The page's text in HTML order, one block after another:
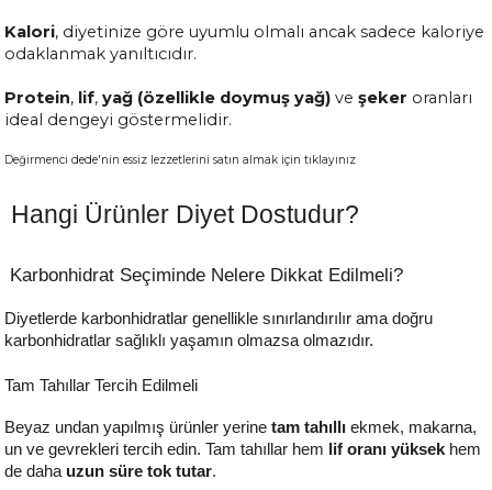
Kalori, diyetinize göre uyumlu olmalı ancak sadece kaloriye
odaklanmak yanıltıcıdır.
Protein, lif, yağ (özellikle doymuş yağ) ve şeker oranları
ideal dengeyi göstermelidir.
Değirmenci dede'nin essiz lezzetlerini satın almak için tıklayınız
Hangi Ürünler Diyet Dostudur?
Karbonhidrat Seçiminde Nelere Dikkat Edilmeli?
Diyetlerde karbonhidratlar genellikle sınırlandırılır ama doğru
karbonhidratlar sağlıklı yaşamın olmazsa olmazıdır.
Tam Tahıllar Tercih Edilmeli
Beyaz undan yapılmış ürünler yerine tam tahıllı ekmek, makarna,
un ve gevrekleri tercih edin. Tam tahıllar hem
lif oranı yüksek hem
de daha uzun süre tok tutar.